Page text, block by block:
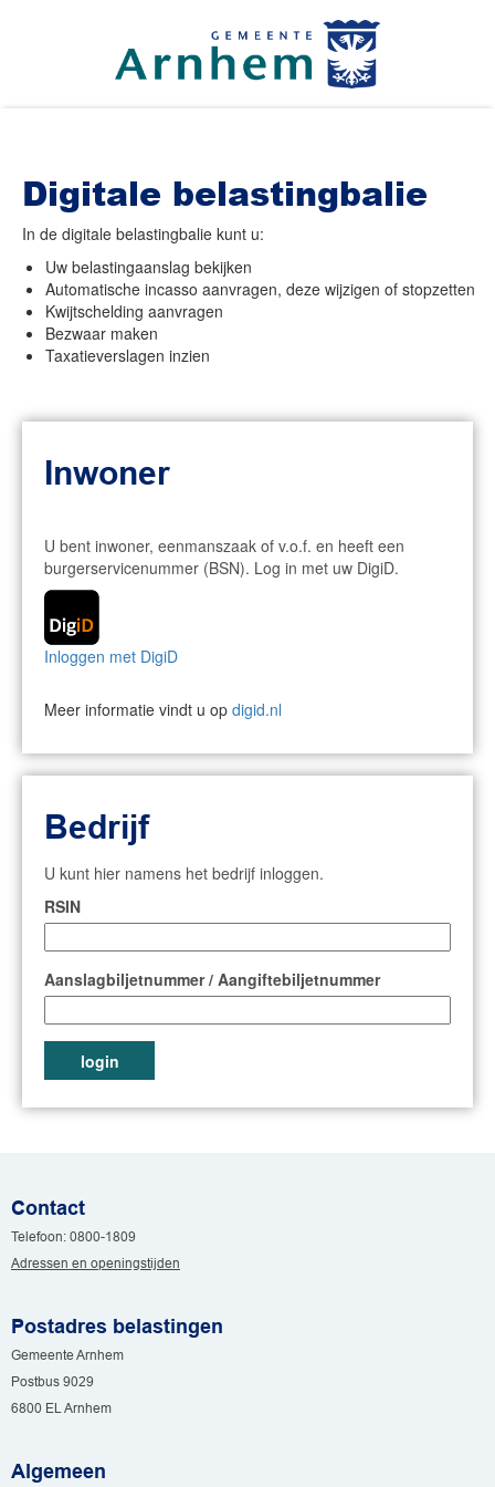
Digitale belastingbalie
In de digitale belastingbalie kunt u:
Uw belastingaanslag bekijken
Automatische incasso aanvragen, deze wijzigen of stopzetten
Kwijtschelding aanvragen
Bezwaar maken
Taxatieverslagen inzien
Inwoner
U bent inwoner, eenmanszaak of v.o.f. en heeft een
burgerservicenummer (BSN). Log in met uw DigiD.
Inloggen met DigiD
Meer informatie vindt u op digid.nl
Bedrijf
U kunt hier namens het bedrijf inloggen.
RSIN
Aanslagbiljetnummer / Aangiftebiljetnummer
Contact
Telefoon: 0800-1809
Adressen en openingstijden
Postadres belastingen
Gemeente Arnhem
Postbus 9029
6800 EL Arnhem
Algemeen